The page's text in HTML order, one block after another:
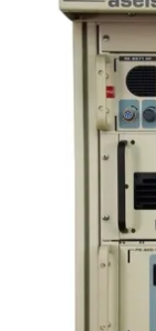
hazırlanmış
ilgili mevzuata
almak için lütfen